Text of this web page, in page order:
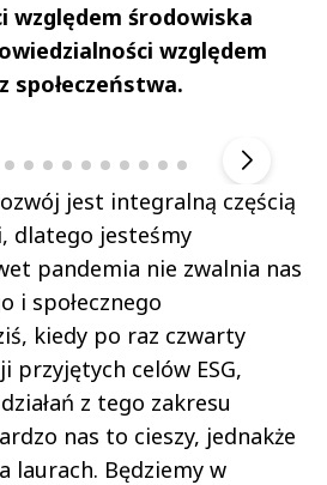
względem środowiska
względem
społeczeństwa.
jest integralną częścią
dlatego jesteśmy
pandemia nie zwalnia nas
i społecznego
kiedy po raz czwarty
przyjętych celów ESG,
z tego zakresu
nas to cieszy, jednakże
laurach. Będziemy w